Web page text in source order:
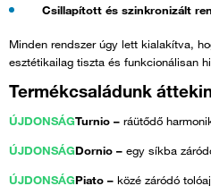
Csillapított és szinkronizált
Minden rendszer úgy lett kialakítva,
esztétikailag tiszta és funkcionálisan
Termékcsaládunk
ÚJDONSÁGTurnio – ráütődő
ÚJDONSÁGDornio – egy síkba
ÚJDONSÁGPiato – közé záródó